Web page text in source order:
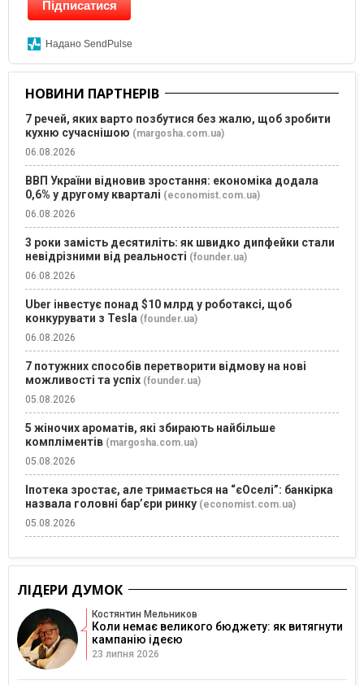
Підписатися
Надано SendPulse
НОВИНИ ПАРТНЕРІВ
7 речей, яких варто позбутися без жалю, щоб зробити
кухню сучаснішою (margosha.com.ua)
06.08.2026
ВВП України відновив зростання: економіка додала
0,6% у другому кварталі (economist.com.ua)
06.08.2026
3 роки замість десятиліть: як швидко дипфейки стали
невідрізними від реальності (founder.ua)
06.08.2026
Uber інвестує понад $10 млрд у роботаксі, щоб
конкурувати з Tesla (founder.ua)
06.08.2026
7 потужних способів перетворити відмову на нові
можливості та успіх (founder.ua)
05.08.2026
5 жіночих ароматів, які збирають найбільше
компліментів (margosha.com.ua)
05.08.2026
Іпотека зростає, але тримається на “єОселі”: банкірка
назвала головні бар’єри ринку (economist.com.ua)
05.08.2026
ЛІДЕРИ ДУМОК
Костянтин Мельников
Коли немає великого бюджету: як витягнути
кампанію ідеєю
23 липня 2026